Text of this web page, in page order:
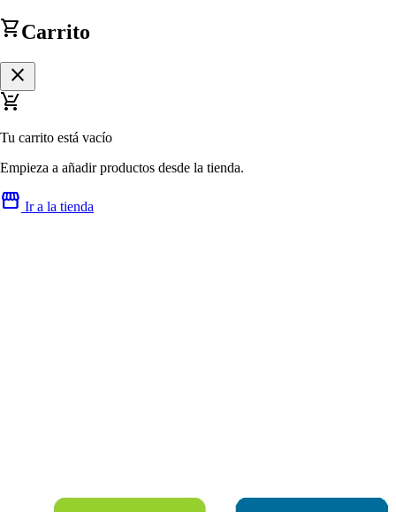
shopping_cartCarrito
close
remove_shopping_cart
Tu carrito está vacío
Empieza a añadir productos desde la tienda.
storefront Ir a la tienda